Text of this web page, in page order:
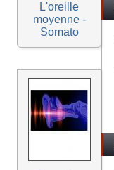
L'oreille
moyenne -
Somato